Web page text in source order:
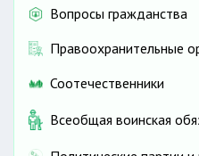
Вопросы гражданства
Правоохранительные
Соотечественники
Всеобщая воинская